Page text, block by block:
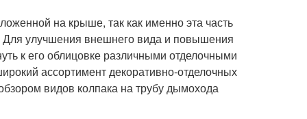
на крыше, так как именно эта часть
улучшения внешнего вида и повышения
к его облицовке различными отделочными
ассортимент декоративно-отделочных
видов колпака на трубу дымохода